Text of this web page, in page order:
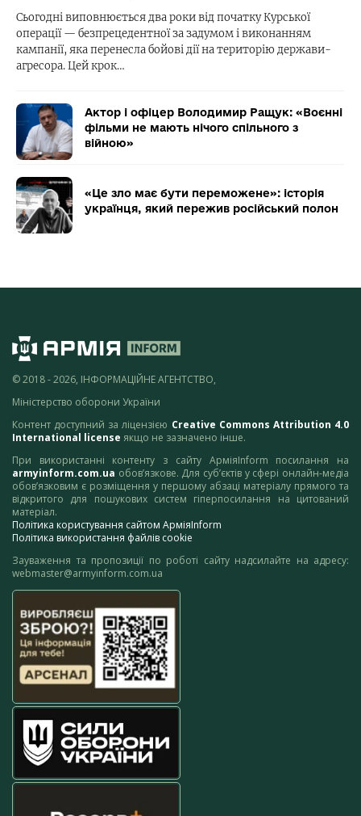
Сьогодні виповнюється два роки від початку Курської
операції — безпрецедентної за задумом і виконанням
кампанії, яка перенесла бойові дії на територію держави-
агресора. Цей крок…
Актор і офіцер Володимир Ращук: «Воєнні
фільми не мають нічого спільного з
війною»
«Це зло має бути переможене»: історія
українця, який пережив російський полон
© 2018 - 2026, ІНФОРМАЦІЙНЕ АГЕНТСТВО,
Міністерство оборони України
Контент доступний за ліцензією Creative Commons Attribution 4.0
International license якщо не зазначено інше.
При використанні контенту з сайту АрміяInform посилання на
armyinform.com.ua обов’язкове. Для суб’єктів у сфері онлайн-медіа
обов’язковим є розміщення у першому абзаці матеріалу прямого та
відкритого для пошукових систем гіперпосилання на цитований
матеріал.
Політика користування сайтом АрміяInform
Політика використання файлів cookie
Зауваження та пропозиції по роботі сайту надсилайте на адресу:
webmaster@armyinform.com.ua